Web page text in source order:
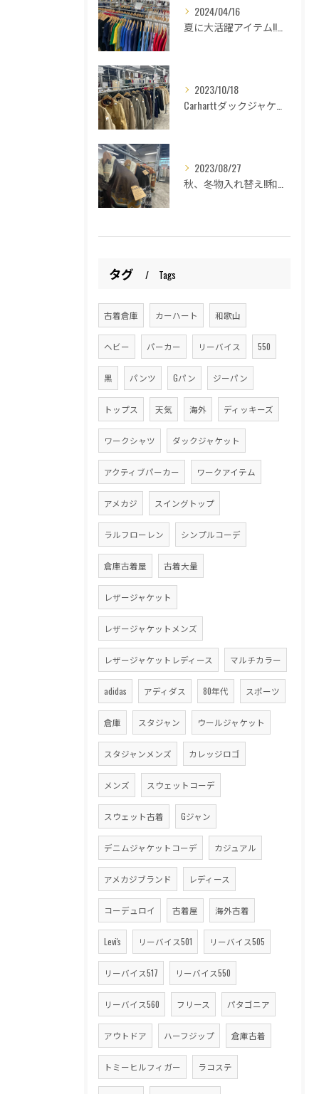
2024/04/16
夏に大活躍アイテム!!和歌山古着倉庫Lucido Bell （ルシードベル）
2023/10/18
Carharttダックジャケットの種類紹介！和歌山古着倉庫Lucido Bell(ルシードベル)
2023/08/27
秋、冬物入れ替え!!和歌山古着倉庫Lucido Bell （ルシードベル）
タグ Tags
古着倉庫 カーハート 和歌山
ヘビー パーカー リーバイス 550
黒 パンツ Gパン ジーパン
トップス 天気 海外 ディッキーズ
ワークシャツ ダックジャケット
アクティブパーカー ワークアイテム
アメカジ スイングトップ
ラルフローレン シンプルコーデ
倉庫古着屋 古着大量
レザージャケット
レザージャケットメンズ
レザージャケットレディース マルチカラー
adidas アディダス 80年代 スポーツ
倉庫 スタジャン ウールジャケット
スタジャンメンズ カレッジロゴ
メンズ スウェットコーデ
スウェット古着 Gジャン
デニムジャケットコーデ カジュアル
アメカジブランド レディース
コーデュロイ 古着屋 海外古着
Levi's リーバイス501 リーバイス505
リーバイス517 リーバイス550
リーバイス560 フリース パタゴニア
アウトドア ハーフジップ 倉庫古着
トミーヒルフィガー ラコステ